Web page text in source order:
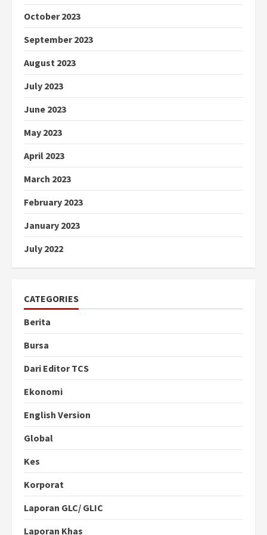
October 2023
September 2023
August 2023
July 2023
June 2023
May 2023
April 2023
March 2023
February 2023
January 2023
July 2022
CATEGORIES
Berita
Bursa
Dari Editor TCS
Ekonomi
English Version
Global
Kes
Korporat
Laporan GLC/ GLIC
Laporan Khas